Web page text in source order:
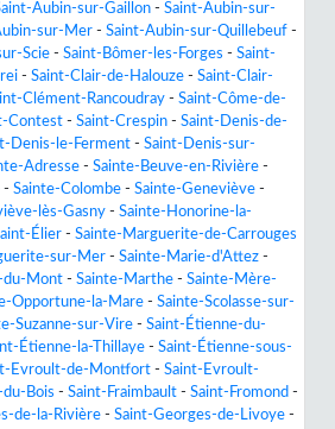
Aubin-sur-Gaillon - Saint-Aubin-sur-
sur-Mer - Saint-Aubin-sur-Quillebeuf -
Scie - Saint-Bômer-les-Forges - Saint-
- Saint-Clair-de-Halouze - Saint-Clair-
Clément-Rancoudray - Saint-Côme-de-
Contest - Saint-Crespin - Saint-Denis-de-
Denis-le-Ferment - Saint-Denis-sur-
Adresse - Sainte-Beuve-en-Rivière -
- Sainte-Colombe - Sainte-Geneviève -
lès-Gasny - Sainte-Honorine-la-
Élier - Sainte-Marguerite-de-Carrouges
sur-Mer - Sainte-Marie-d'Attez -
du-Mont - Sainte-Marthe - Sainte-Mère-
Opportune-la-Mare - Sainte-Scolasse-sur-
Suzanne-sur-Vire - Saint-Étienne-du-
Étienne-la-Thillaye - Saint-Étienne-sous-
Evroult-de-Montfort - Saint-Evroult-
Bois - Saint-Fraimbault - Saint-Fromond -
de-la-Rivière - Saint-Georges-de-Livoye -